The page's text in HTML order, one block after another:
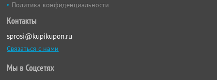
Политика конфиденциальности
Контакты
sprosi@kupikupon.ru
Связаться с нами
Мы в Соцсетях